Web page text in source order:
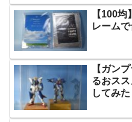
【100
レーム
【ガン
るおス
してみた